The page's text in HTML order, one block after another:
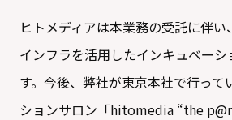
ヒトメディアは本業務の受託に伴
インフラを活用したインキュベーシ
す。今後、弊社が東京本社で行って
ションサロン「hitomedia “the